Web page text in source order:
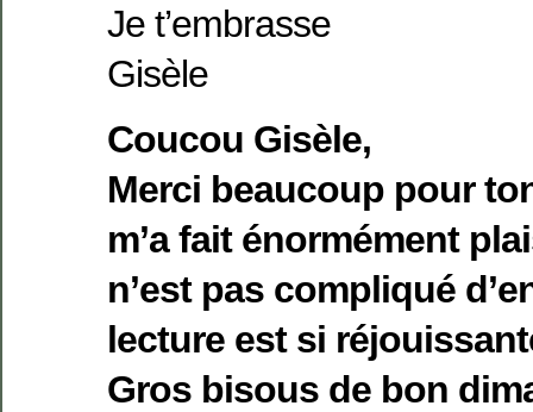
Je t’embrasse
Gisèle
Coucou Gisèle,
Merci beaucoup pour
m’a fait énormément
n’est pas compliqué
lecture est si
Gros bisous de bon